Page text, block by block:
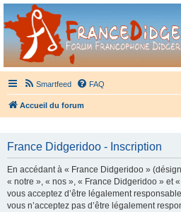
France Didgeridoo
Didgeridoo et Guimbarde sur France Didgeridoo -
Smartfeed FAQ
Accueil du forum
France Didgeridoo - Inscription
En accédant à « France Didgeridoo »
« notre », « nos », « France Didgeridoo » et
vous acceptez d’être légalement
vous n’acceptez pas d’être légalement